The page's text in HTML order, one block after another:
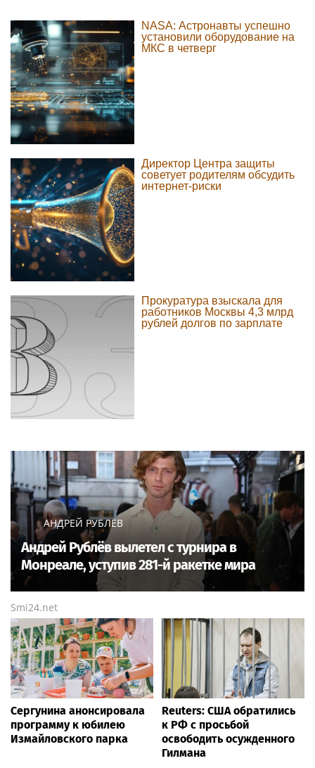
NASA: Астронавты успешно
установили оборудование на
МКС в четверг
Директор Центра защиты
советует родителям обсудить
интернет-риски
Прокуратура взыскала для
работников Москвы 4,3 млрд
рублей долгов по зарплате
АНДРЕЙ РУБЛЁВ
Андрей Рублёв вылетел с турнира в
Монреале, уступив 281-й ракетке мира
Smi24.net
Сергунина анонсировала
программу к юбилею
Измайловского парка
Reuters: США обратились
к РФ с просьбой
освободить осужденного
Гилмана